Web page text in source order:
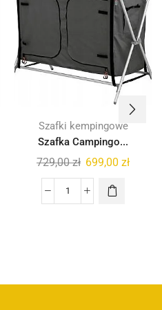
Szafki kempingowe
Szafka Campingo...
729,00zł 699,00 zł